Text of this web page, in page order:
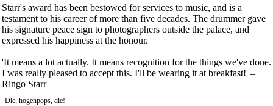
Starr's award has been bestowed for services to music, and is a
testament to his career of more than five decades. The drummer gave
his signature peace sign to photographers outside the palace, and
expressed his happiness at the honour.
'It means a lot actually. It means recognition for the things we've done.
I was really pleased to accept this. I'll be wearing it at breakfast!' –
Ringo Starr
Die, hogenpops, die!